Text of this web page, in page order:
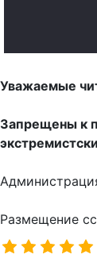
Уважаемые
Запрещены к
Размещение